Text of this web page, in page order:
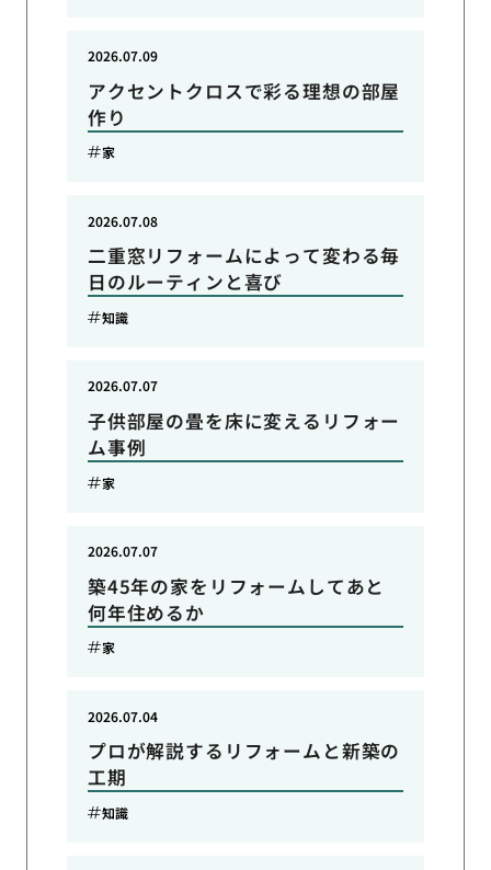
アクセントクロスで彩る理想の部屋
作り
2026.07.09
家
二重窓リフォームによって変わる毎
日のルーティンと喜び
2026.07.08
知識
子供部屋の畳を床に変えるリフォー
ム事例
2026.07.07
家
築45年の家をリフォームしてあと
何年住めるか
2026.07.07
家
プロが解説するリフォームと新築の
工期
2026.07.04
知識